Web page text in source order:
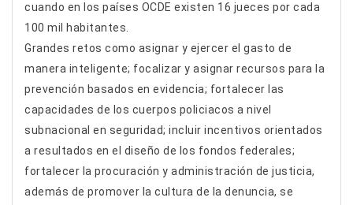
cuando en los países OCDE existen 16 jueces por cada
100 mil habitantes.
Grandes retos como asignar y ejercer el gasto de
manera inteligente; focalizar y asignar recursos para la
prevención basados en evidencia; fortalecer las
capacidades de los cuerpos policiacos a nivel
subnacional en seguridad; incluir incentivos orientados
a resultados en el diseño de los fondos federales;
fortalecer la procuración y administración de justicia,
además de promover la cultura de la denuncia, se